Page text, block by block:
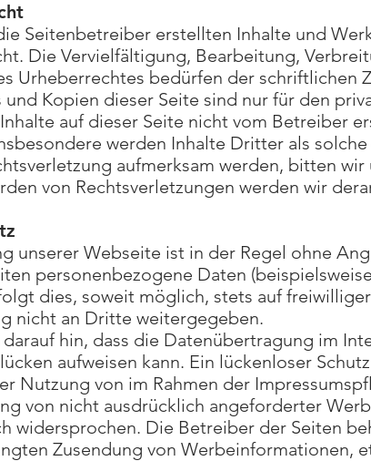
Seitenbetreiber erstellten Inhalte und
Die Vervielfältigung, Bearbeitung,
Urheberrechtes bedürfen der schriftlichen
und Kopien dieser Seite sind nur für den
auf dieser Seite nicht vom Betreiber
werden Inhalte Dritter als
aufmerksam werden, bitten
von Rechtsverletzungen werden wir
unserer Webseite ist in der Regel ohne
personenbezogene Daten
dies, soweit möglich, stets auf
nicht an Dritte weitergegeben.
hin, dass die Datenübertragung im
aufweisen kann. Ein lückenloser
Nutzung von im Rahmen der
von nicht ausdrücklich angeforderter
widersprochen. Die Betreiber der Seiten
Zusendung von Werbeinformationen,